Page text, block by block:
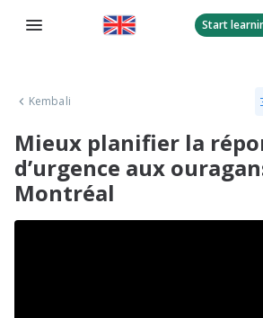
Start
Kembali
Mieux planifier la
d’urgence aux
Montréal